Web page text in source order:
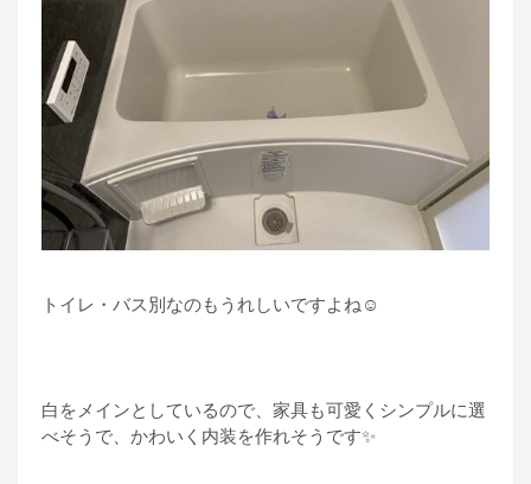
トイレ・バス別なのもうれしいですよね☺
白をメインとしているので、家具も可愛くシンプルに選
べそうで、かわいく内装を作れそうです✨